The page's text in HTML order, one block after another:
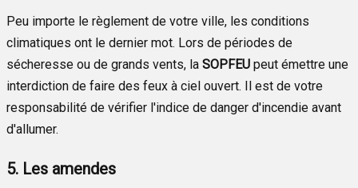
Peu importe le règlement de votre ville, les conditions
climatiques ont le dernier mot. Lors de périodes de
sécheresse ou de grands vents, la SOPFEU peut émettre une
interdiction de faire des feux à ciel ouvert. Il est de votre
responsabilité de vérifier l'indice de danger d'incendie avant
d'allumer.
5. Les amendes